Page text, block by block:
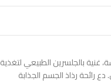
بالجلسرين الطبيعي لتغذية
التنقل. دع رائحة رذاذ الجسم الجذابة